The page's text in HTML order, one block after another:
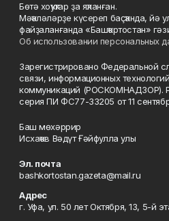
Бөтә хоҡуҡтар ҙа яҡланған.
Мәҡәләләрҙе күсереп баҫҡанда, йә
файҙаланғанда «Башҡортостан»
Об использовании персональных
Зарегистрировано Федеральной
связи, информационных
коммуникаций (РОСКОМНАДЗОР).
серия ПИ ФС77-33205 от 11
Баш мөхәррир
Исхаҡов Вәдүт Ғәйфулла улы
Эл. почта
bashkortostan.gazeta@mail.ru
Адрес
г. Уфа, ул. 50 лет Октября, 13, 5-й